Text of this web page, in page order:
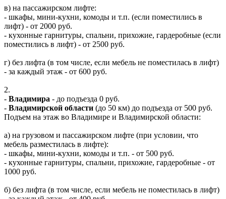
в) на пассажирском лифте:
- шкафы, мини-кухни, комоды и т.п. (если поместились в
лифт) - от 2000 руб.
- кухонные гарнитуры, спальни, прихожие, гардеробные (если
поместились в лифт) - от 2500 руб.
г) без лифта (в том числе, если мебель не поместилась в лифт)
- за каждый этаж - от 600 руб.
2.
- Владимира - до подъезда 0 руб.
- Владимирской области (до 50 км) до подъезда от 500 руб.
Подъем на этаж во Владимире и Владимирской области:
а) на грузовом и пассажирском лифте (при условии, что
мебель разместилась в лифте):
- шкафы, мини-кухни, комоды и т.п. - от 500 руб.
- кухонные гарнитуры, спальни, прихожие, гардеробные - от
1000 руб.
б) без лифта (в том числе, если мебель не поместилась в лифт)